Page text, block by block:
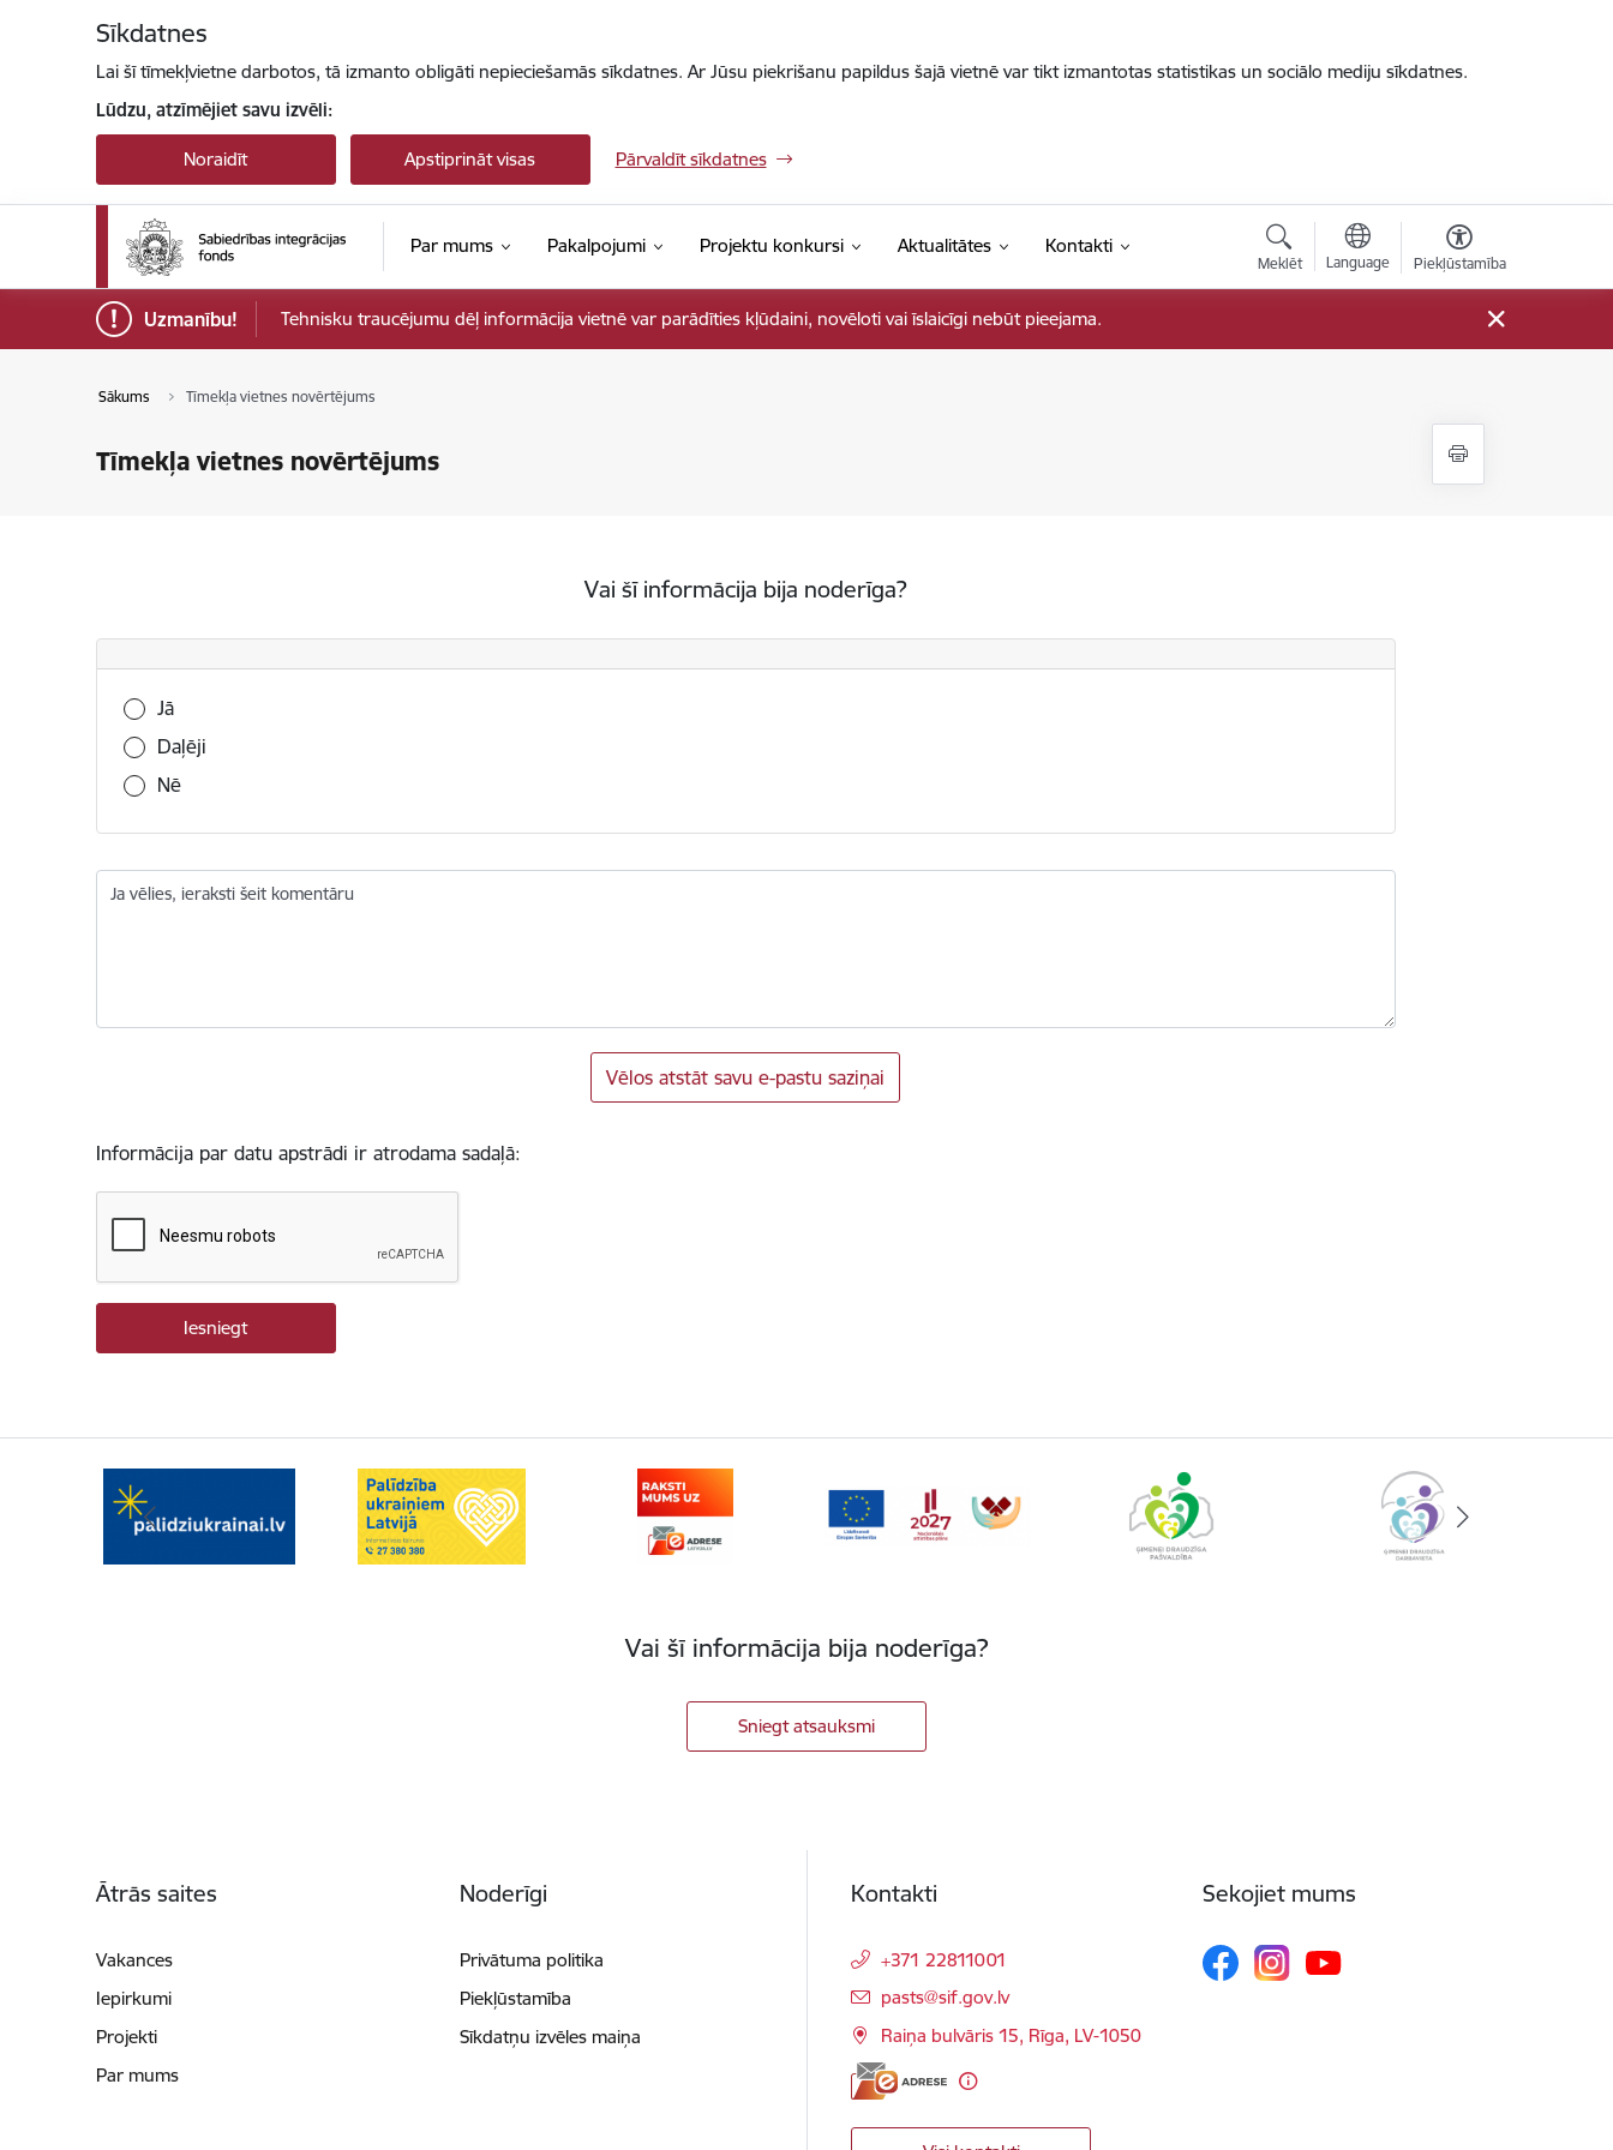
Sīkdatnes
Lai šī tīmekļvietne darbotos, tā izmanto obligāti nepieciešamās sīkdatnes. Ar Jūsu piekrišanu papildus šajā vietnē var tikt izmantotas statistikas un sociālo mediju sīkdatnes.
Lūdzu, atzīmējiet savu izvēli:
Noraidīt Apstiprināt visas Pārvaldīt sīkdatnes
Par mums Pakalpojumi Projektu konkursi Aktualitātes Kontakti
Meklēt Language Piekļūstamība
Uzmanību! Tehnisku traucējumu dēļ informācija vietnē var parādīties kļūdaini, novēloti vai īslaicīgi nebūt pieejama.
Sākums Tīmekļa vietnes novērtējums
Tīmekļa vietnes novērtējums
Vai šī informācija bija noderīga?
Vai šī informācija bija noderīga?
Jā
Daļēji
Nē
Ja vēlies, ieraksti šeit komentāru
Vēlos atstāt savu e-pastu saziņai
Informācija par datu apstrādi ir atrodama sadaļā:
Vai šī informācija bija noderīga?
Sniegt atsauksmi
Ātrās saites
Vakances
Iepirkumi
Projekti
Par mums
Noderīgi
Privātuma politika
Piekļūstamība
Sīkdatņu izvēles maiņa
Kontakti
+371 22811001
E-pasts:
pasts@sif.gov.lv
Raiņa bulvāris 15, Rīga, LV-1050
Sekojiet mums